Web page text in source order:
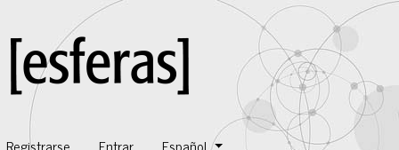
Cambiar el idioma. El idioma actual es: